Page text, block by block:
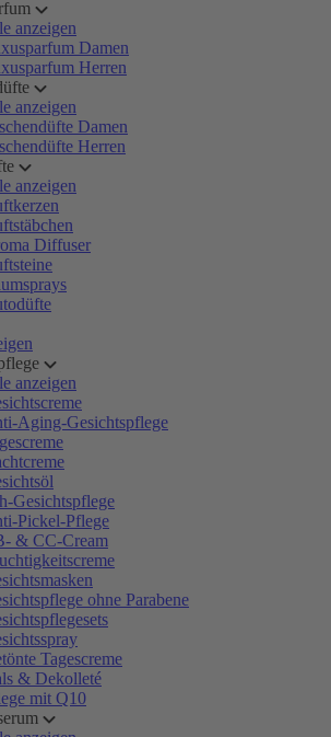
anzeigen
Damen
Herren
anzeigen
Damen
Herren
anzeigen
Diffuser
anzeigen
Aging-Gesichtspflege
Gesichtspflege
Pickel-Pflege
& CC-Cream
ohne Parabene
Tagescreme
& Dekolleté
mit Q10